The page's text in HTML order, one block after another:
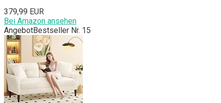
379,99 EUR
Bei Amazon ansehen
AngebotBestseller Nr. 15